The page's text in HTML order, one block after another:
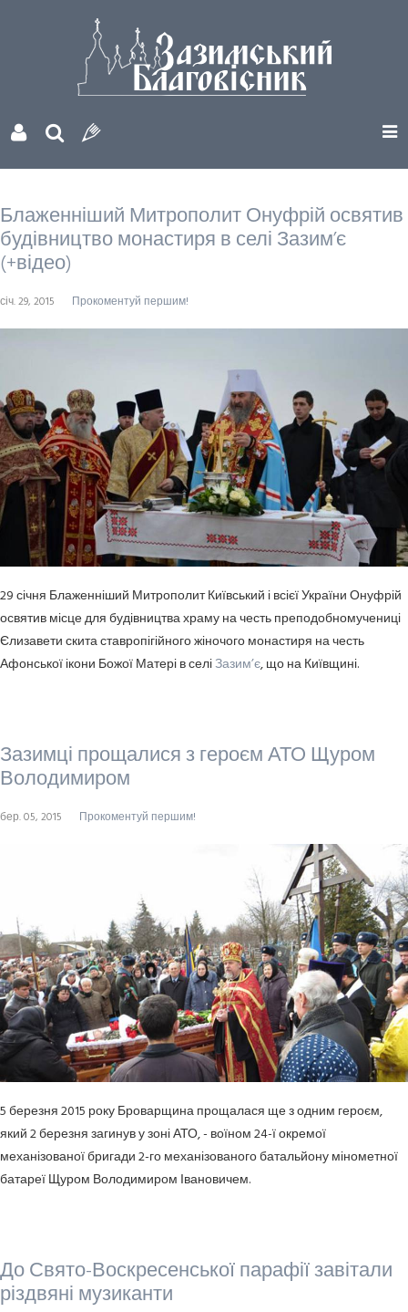
Блаженніший Митрополит Онуфрій освятив
будівництво монастиря в селі Зазим’є
(+відео)
січ. 29, 2015 Прокоментуй першим!
29 січня Блаженніший Митрополит Київський і всієї України Онуфрій
освятив місце для будівництва храму на честь преподобномучениці
Єлизавети скита ставропігійного жіночого монастиря на честь
Афонської ікони Божої Матері в селіЗазим’є, що на Київщині.
Зазимці прощалися з героєм АТО Щуром
Володимиром
бер. 05, 2015 Прокоментуй першим!
5 березня 2015 року Броварщина прощалася ще з одним героєм,
який 2 березня загинув у зоні АТО, - воїном 24-ї окремої
механізованої бригади 2-го механізованого батальйону мінометної
батареї Щуром Володимиром Івановичем.
До Свято-Воскресенської парафії завітали
різдвяні музиканти